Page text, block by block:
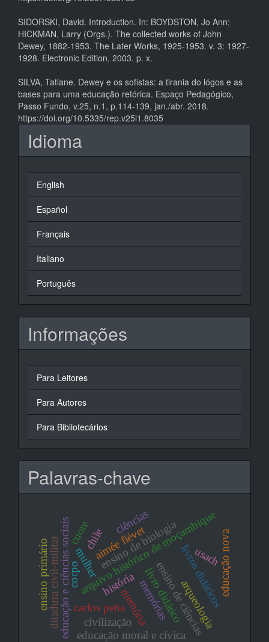
SIDORSKI, David. Introduction. In: BOYDSTON, Jo Ann;
HICKMAN, Larry (Orgs.). The collected works of John
Dewey, 1882-1953. The Later Works, 1925-1953. v. 3: 1927-
1928. Electronic Edition, 2003. p. x.
SILVA, Tatiane. Dewey e os sofistas: a tirania do lógos e as
bases para uma educação retórica. Espaço Pedagógico,
Passo Fundo, v.25, n.1, p.114-139, jan./abr. 2018.
https://doi.org/10.5335/rep.v25i1.8035
Idioma
English
Español
Français
Italiano
Português
Informações
Para Leitores
Para Autores
Para Bibliotecários
Palavras-chave
arquivo histórico de moçambique
história
memóriaensino de ciências
ensino de biologialivros didáticos
educação e ciências sociais educação moral e cívica
livro didático
ditadura civil-militar aimée fiévet
mulher
ensino primário educação nova
ciências
arqueologia
memórias
carlos peña
chile
usach
cuore
civilização
corpo